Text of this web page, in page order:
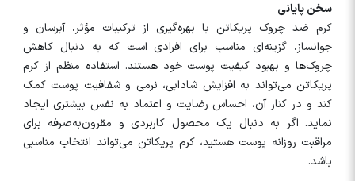
سخن پایانی
کرم ضد چروک پریکاتن با بهره‌گیری از ترکیبات مؤثر، آبرسان و
جوانساز، گزینه‌ای مناسب برای افرادی است که به دنبال کاهش
چروک‌ها و بهبود کیفیت پوست خود هستند. استفاده منظم از کرم
پریکاتن می‌تواند به افزایش شادابی، نرمی و شفافیت پوست کمک
کند و در کنار آن، احساس رضایت و اعتماد به نفس بیشتری ایجاد
نماید. اگر به دنبال یک محصول کاربردی و مقرون‌به‌صرفه برای
مراقبت روزانه پوست هستید، کرم پریکاتن می‌تواند انتخاب مناسبی
باشد.